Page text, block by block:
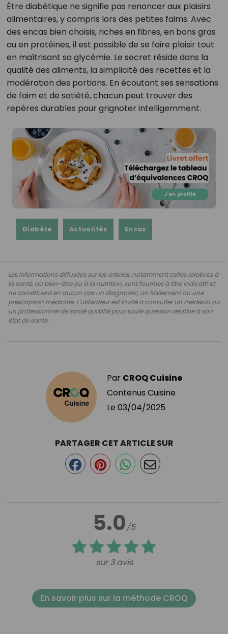
Être diabétique ne signifie pas renoncer aux plaisirs
alimentaires, y compris lors des petites faims. Avec
des encas bien choisis, riches en fibres, en bons gras
ou en protéines, il est possible de se faire plaisir tout
en maîtrisant sa glycémie. Le secret réside dans la
qualité des aliments, la simplicité des recettes et la
modération des portions. En écoutant ses sensations
de faim et de satiété, chacun peut trouver des
repères durables pour grignoter intelligemment.
Diabète Actualités Encas
Les informations diffusées sur les articles, notamment celles relatives à
la santé, au bien-être ou à la nutrition, sont fournies à titre indicatif et
ne constituent en aucun cas un diagnostic, un traitement ou une
prescription médicale. L'utilisateur est invité à consulter un médecin ou
un professionnel de santé qualifié pour toute question relative à son
état de santé.
Par CROQ Cuisine
Contenus Cuisine
Le 03/04/2025
5.0/5
sur 3 avis
PARTAGER CET ARTICLE SUR
En savoir plus sur la méthode CROQ